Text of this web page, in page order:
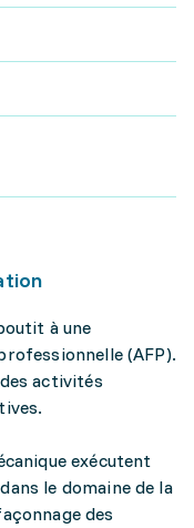
à une
(AFP).
activités
exécutent
le domaine de la
des